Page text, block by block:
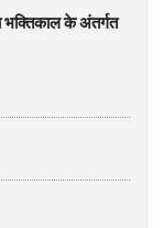
भक्तिकाल के अंतर्गत